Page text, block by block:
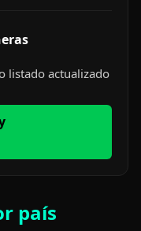
listado actualizado
país